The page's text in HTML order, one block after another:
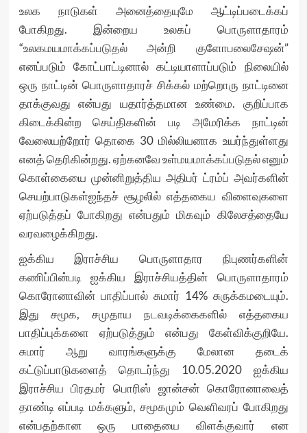
உலக நாடுகள் அனைத்தையுமே ஆட்டிப்படைக்கப்
போகிறது. இன்றைய உலகப் பொருளாதாரம்
“உலகமயமாக்கப்படுதல் அன்றி குளோபலைசேஷன்”
எனப்படும் கோட்பாட்டினால் கட்டியாளாப்படும் நிலையில்
ஒரு நாட்டின் பொருளாதாரச் சிக்கல் மற்றொரு நாட்டினை
தாக்குவது என்பது யதார்த்தமான உண்மை. குறிப்பாக
கிடைக்கின்ற செய்திகளின் படி அமேரிக்க நாட்டின்
வேலையற்றோர் தொகை 30 மில்லியனாக உயர்ந்துள்ளது
எனத் தெரிகின்றது. ஏற்கனவே உள்மயமாக்கப்படுதல் எனும்
கொள்கையை முன்னிறுத்திய அதிபர் ட்ரம்ப் அவர்களின்
செயற்பாடுகள்ஐந்தச் சூழலில் எத்தகைய விளைவுகளை
ஏற்படுத்தப் போகிறது என்பதும் மிகவும் கிலேசத்தையே
வரவழைக்கிறது.
ஐக்கிய இராச்சிய பொருளாதார நிபுணர்களின்
கணிப்பின்படி ஐக்கிய இராச்சியத்தின் பொருளாதாரம்
கொரோனாவின் பாதிப்பால் சுமார் 14% சுருக்கமடையும்.
இது சமூக, சமுதாய நடவடிக்கைகளில் எத்தகைய
பாதிப்புக்களை ஏற்படுத்தும் என்பது கேள்விக்குறியே.
சுமார் ஆறு வாரங்களுக்கு மேலான தடைக்
கட்டுப்பாடுகளைத் தொடர்ந்து 10.05.2020 ஐக்கிய
இராச்சிய பிரதமர் பொரிஸ் ஜான்சன் கொரோனாவைத்
தாண்டி எப்படி மக்களும், சமூகமும் வெளிவரப் போகிறது
என்பதற்கான ஒரு பாதையை விளக்குவார் என